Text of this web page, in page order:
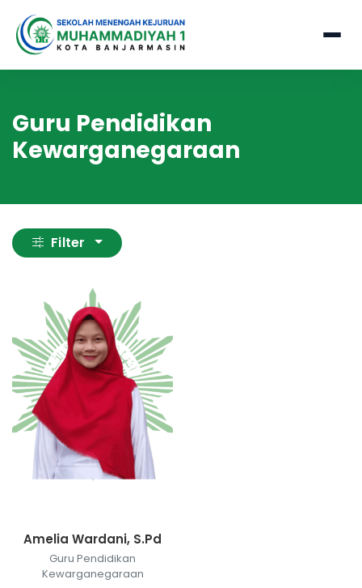
Guru Pendidikan
Kewarganegaraan
Filter
Amelia Wardani, S.Pd
Guru Pendidikan
Kewarganegaraan